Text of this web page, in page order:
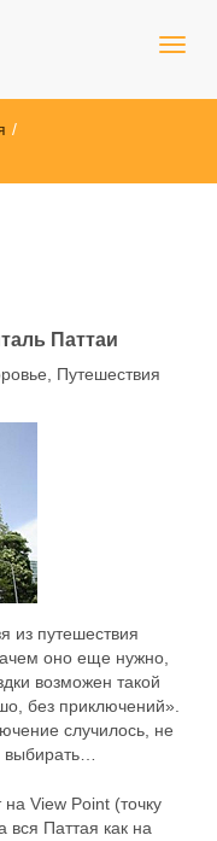
/
Паттаи
Путешествия
из путешествия
оно еще нужно,
возможен такой
без приключений».
случилось, не
View Point (точку
вся Паттая как на